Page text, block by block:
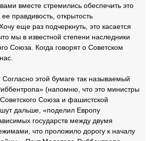
вместе стремились обеспечить это
правдивость, открытость
еще раз подчеркнуть, это касается
мы в известной степени наследники
Союза. Когда говорят о Советском
этой бумаге так называемый
(напомню, что это министры
Союза и фашистской
дальше, «поделил Европу
государств между двумя
что проложило дорогу к началу